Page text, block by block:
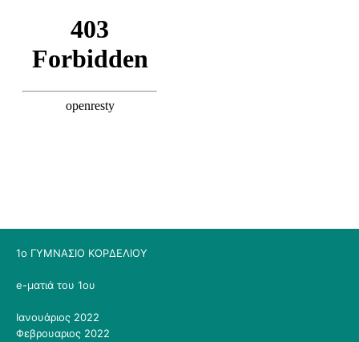
1ο ΓΥΜΝΑΣΙΟ ΚΟΡΔΕΛΙΟΥ
e-ματιά του 1ου
Ιανουάριος 2022
Φεβρουαριος 2022